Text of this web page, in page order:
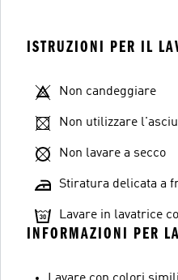
ISTRUZIONI PER IL
Non candeggiare
Non utilizzare
Non lavare a secco
Stiratura delicata a
Lavare in lavatrice
INFORMAZIONI PER